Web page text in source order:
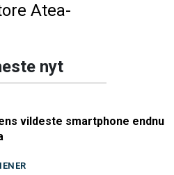
Atea-
nyt
vildeste smartphone endnu